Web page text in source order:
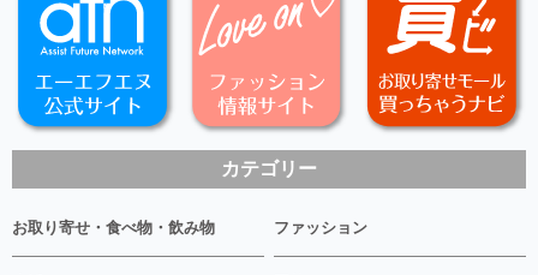
カテゴリー
お取り寄せ・食べ物・飲み物 ファッション